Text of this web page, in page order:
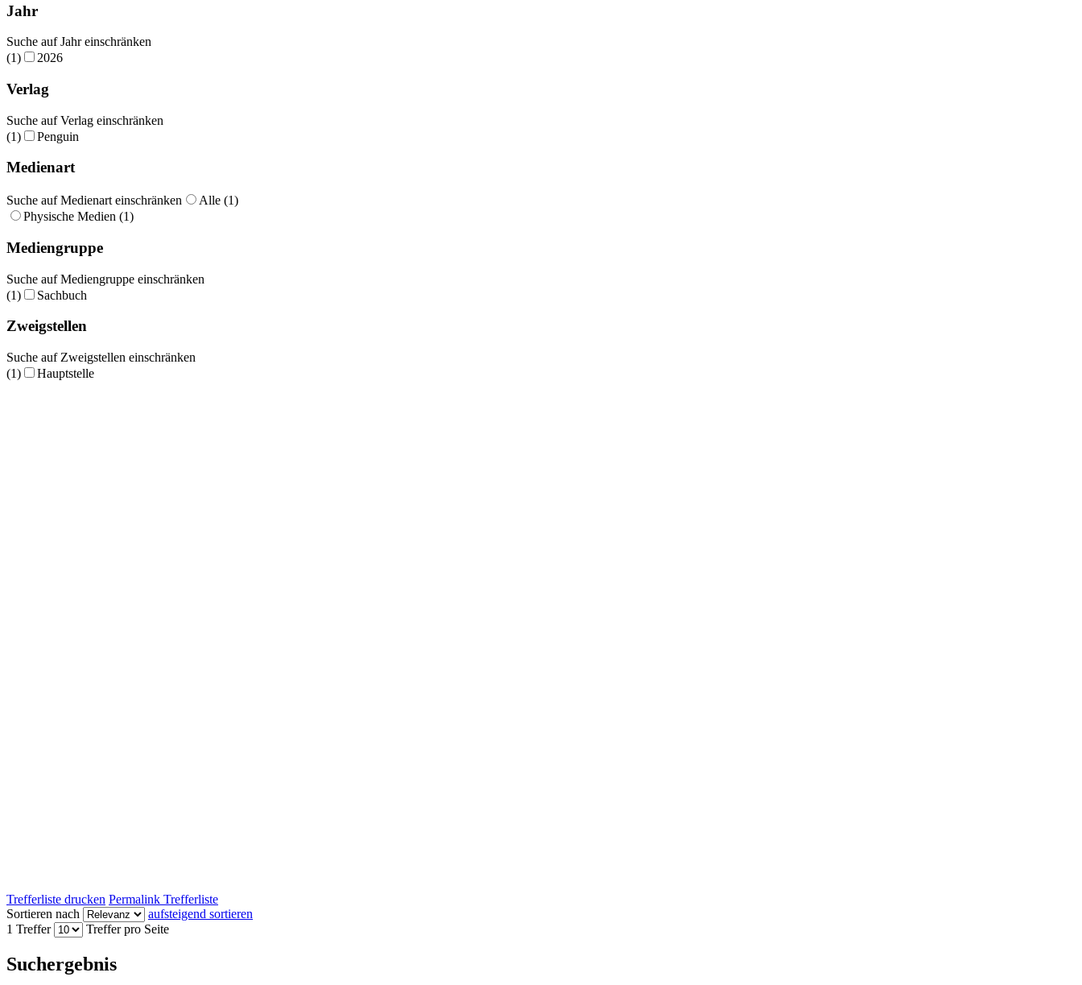
Jahr
Suche auf Jahr einschränken
(1)
2026
Verlag
Suche auf Verlag einschränken
(1)
Penguin
Medienart
Suche auf Medienart einschränken
Alle (1)
Physische Medien (1)
Mediengruppe
Suche auf Mediengruppe einschränken
(1)
Sachbuch
Zweigstellen
Suche auf Zweigstellen einschränken
(1)
Hauptstelle
Trefferliste drucken Permalink Trefferliste
Sortieren nach
aufsteigend sortieren
1 Treffer
Treffer pro Seite
Suchergebnis